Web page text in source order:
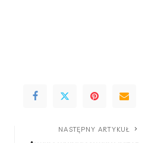
NASTĘPNY ARTYKUŁ